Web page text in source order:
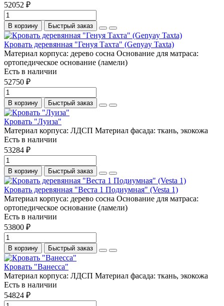
52052 ₽
В корзину Быстрый заказ
Кровать деревянная "Генуя Тахта" (Genyay Taxta)
Материал корпуса: дерево сосна Основание для матраса:
ортопедическое основание (ламели)
Есть в наличии
52750 ₽
В корзину Быстрый заказ
Кровать "Луиза"
Материал корпуса: ЛДСП Материал фасада: ткань, экокожа
Есть в наличии
53284 ₽
В корзину Быстрый заказ
Кровать деревянная "Веста 1 Подиумная" (Vesta 1)
Материал корпуса: дерево сосна Основание для матраса:
ортопедическое основание (ламели)
Есть в наличии
53800 ₽
В корзину Быстрый заказ
Кровать "Ванесса"
Материал корпуса: ЛДСП Материал фасада: ткань, экокожа
Есть в наличии
54824 ₽